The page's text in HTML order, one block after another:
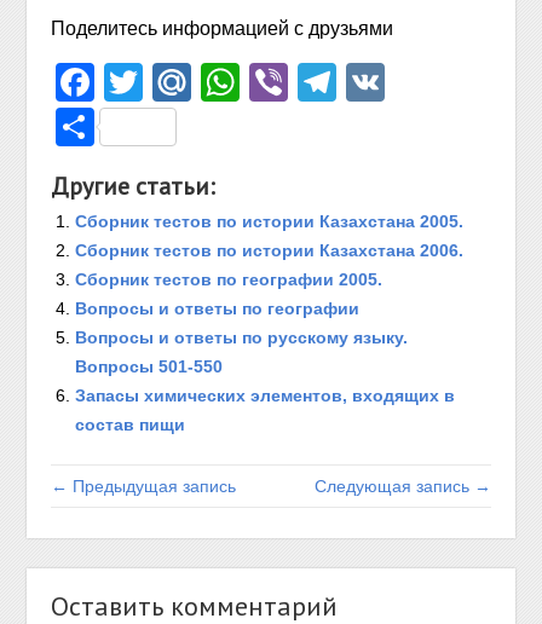
Поделитесь информацией с друзьями
Facebook
TwitterMail.Ru
WhatsApp
ViberTelegram
Отправить
Другие статьи:
Сборник тестов по истории Казахстана 2005.
Сборник тестов по истории Казахстана 2006.
Сборник тестов по географии 2005.
Вопросы и ответы по географии
Вопросы и ответы по русскому языку.
Вопросы 501-550
Запасы химических элементов, входящих в
состав пищи
← Предыдущая запись Следующая запись →
Оставить комментарий